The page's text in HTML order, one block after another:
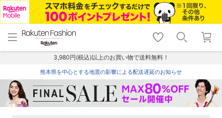
menu home
トップ
shopping_cart lock_outline
ログイン
3,980円(税込)以上のお買い物で送料無料！
熊本県を中心とする地震の影響による配送遅延のお知らせ